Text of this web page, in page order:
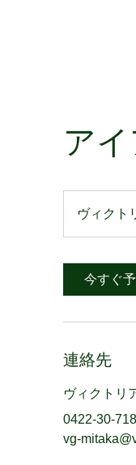
ア
ヴィクト
今すぐ
連絡先
ヴィクトリ
0422-30-
vg-